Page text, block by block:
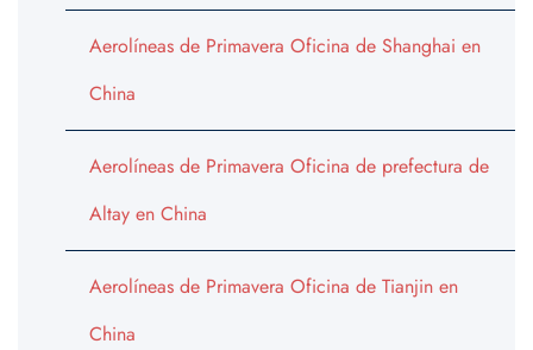
Aerolíneas de Primavera Oficina de Shanghai en
China
Aerolíneas de Primavera Oficina de prefectura de
Altay en China
Aerolíneas de Primavera Oficina de Tianjin en
China